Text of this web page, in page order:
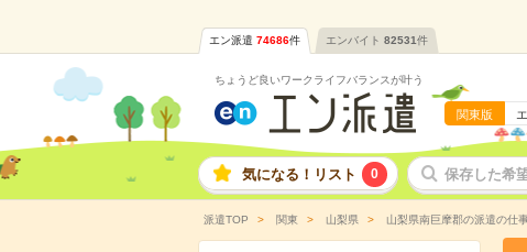
エン派遣 74686件 エンバイト 82531件
ちょうど良いワークライフバランスが叶う
関東版
気になる！リスト 0 保存した希
派遣TOP 関東 山梨県 山梨県南巨摩郡の派遣の仕